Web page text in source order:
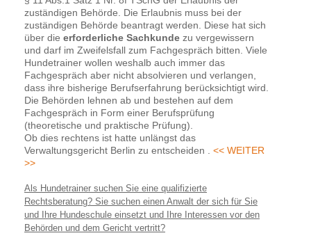
zuständigen Behörde. Die Erlaubnis muss bei der
zuständigen Behörde beantragt werden. Diese hat sich
über die erforderliche Sachkunde zu vergewissern
und darf im Zweifelsfall zum Fachgespräch bitten. Viele
Hundetrainer wollen weshalb auch immer das
Fachgespräch aber nicht absolvieren und verlangen,
dass ihre bisherige Berufserfahrung berücksichtigt wird.
Die Behörden lehnen ab und bestehen auf dem
Fachgespräch in Form einer Berufsprüfung
(theoretische und praktische Prüfung).
Ob dies rechtens ist hatte unlängst das
Verwaltungsgericht Berlin zu entscheiden . << WEITER
>>
Als Hundetrainer suchen Sie eine qualifizierte
Rechtsberatung? Sie suchen einen Anwalt der sich für Sie
und Ihre Hundeschule einsetzt und Ihre Interessen vor den
Behörden und dem Gericht vertritt?